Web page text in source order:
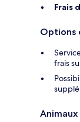
Frais
Options
frais